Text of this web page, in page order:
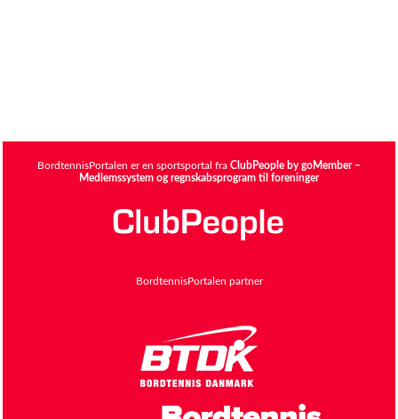
BordtennisPortalen er en sportsportal fra ClubPeople by goMember –
Medlemssystem og regnskabsprogram til foreninger
BordtennisPortalen partner